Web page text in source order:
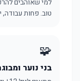
למי שאוהבים
טוב. פחות עבודה,
🧩
בני נוער